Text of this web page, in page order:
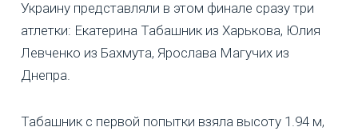
Украину представляли в этом финале сразу три
атлетки: Екатерина Табашник из Харькова, Юлия
Левченко из Бахмута, Ярослава Магучих из
Днепра.
Табашник с первой попытки взяла высоту 1.94 м,